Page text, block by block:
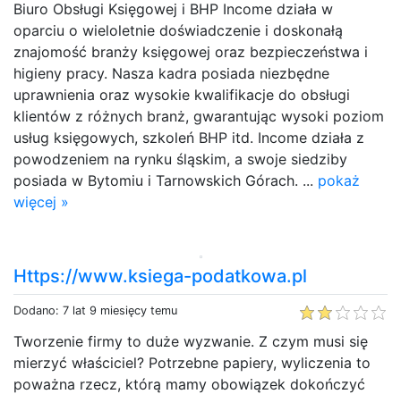
Biuro Obsługi Księgowej i BHP Income działa w
oparciu o wieloletnie doświadczenie i doskonałą
znajomość branży księgowej oraz bezpieczeństwa i
higieny pracy. Nasza kadra posiada niezbędne
uprawnienia oraz wysokie kwalifikacje do obsługi
klientów z różnych branż, gwarantując wysoki poziom
usług księgowych, szkoleń BHP itd. Income działa z
powodzeniem na rynku śląskim, a swoje siedziby
posiada w Bytomiu i Tarnowskich Górach. ... pokaż
więcej »
Https://www.ksiega-podatkowa.pl
Dodano: 7 lat 9 miesięcy temu
Tworzenie firmy to duże wyzwanie. Z czym musi się
mierzyć właściciel? Potrzebne papiery, wyliczenia to
poważna rzecz, którą mamy obowiązek dokończyć